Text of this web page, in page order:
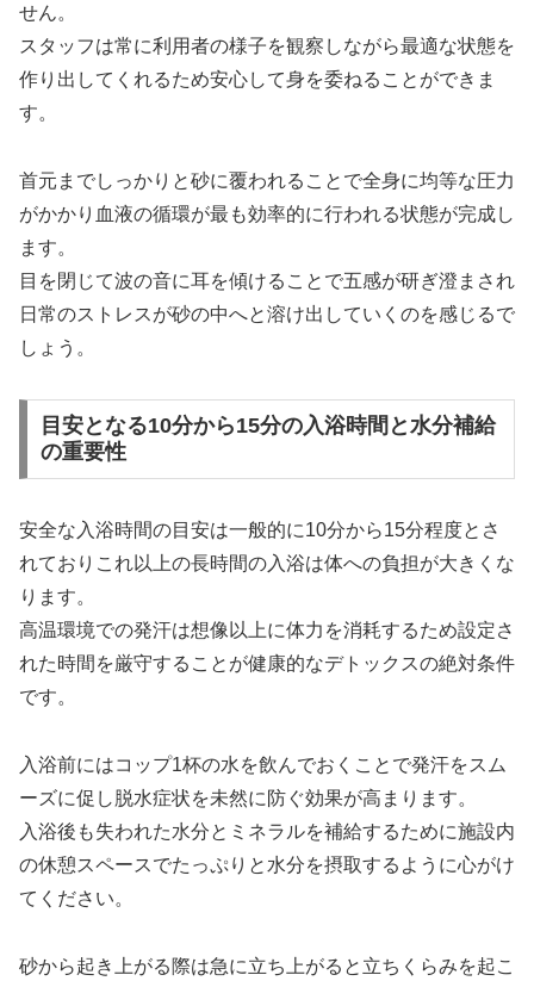
せん。
スタッフは常に利用者の様子を観察しながら最適な状態を
作り出してくれるため安心して身を委ねることができま
す。
首元までしっかりと砂に覆われることで全身に均等な圧力
がかかり血液の循環が最も効率的に行われる状態が完成し
ます。
目を閉じて波の音に耳を傾けることで五感が研ぎ澄まされ
日常のストレスが砂の中へと溶け出していくのを感じるで
しょう。
目安となる10分から15分の入浴時間と水分補給
の重要性
安全な入浴時間の目安は一般的に10分から15分程度とさ
れておりこれ以上の長時間の入浴は体への負担が大きくな
ります。
高温環境での発汗は想像以上に体力を消耗するため設定さ
れた時間を厳守することが健康的なデトックスの絶対条件
です。
入浴前にはコップ1杯の水を飲んでおくことで発汗をスム
ーズに促し脱水症状を未然に防ぐ効果が高まります。
入浴後も失われた水分とミネラルを補給するために施設内
の休憩スペースでたっぷりと水分を摂取するように心がけ
てください。
砂から起き上がる際は急に立ち上がると立ちくらみを起こ